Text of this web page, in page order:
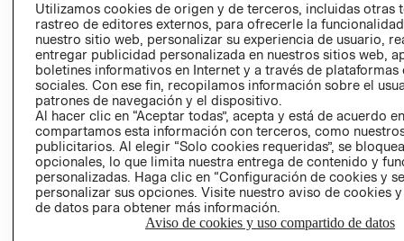
PRIVACIDAD
GIFT CARD
AVISO DE
COOKIES
Chile ($)
Utilizamos cookies de origen y de terceros, incluidas otras
rastreo de editores externos, para ofrecerle la
nuestro sitio web, personalizar su experiencia de usuario,
entregar publicidad personalizada en nuestros sitios web,
boletines informativos en Internet y a través de plataformas
sociales. Con ese fin, recopilamos información sobre el
patrones de navegación y el dispositivo.
Al hacer clic en “Aceptar todas”, acepta y está de acuerdo
compartamos esta información con terceros, como
publicitarios. Al elegir “Solo cookies requeridas”, se
opcionales, lo que limita nuestra entrega de contenido y
personalizadas. Haga clic en “Configuración de cookies y
personalizar sus opciones. Visite nuestro aviso de cookies
de datos para obtener más información.
Aviso de cookies y uso compartido de datos